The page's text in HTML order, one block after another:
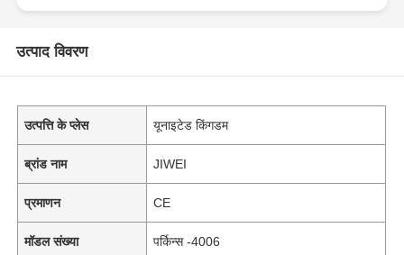
उत्पाद विवरण
उत्पत्ति के प्लेस यूनाइटेड किंगडम
ब्रांड नाम JIWEI
प्रमाणन CE
मॉडल संख्या पर्किन्स -4006